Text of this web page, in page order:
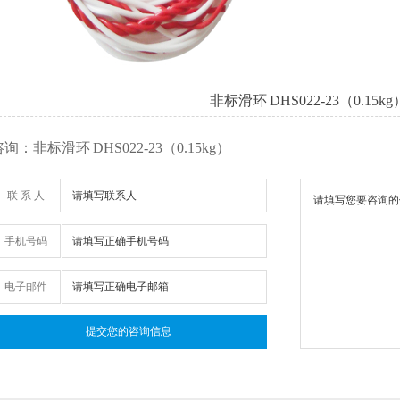
非标滑环 DHS022-23（0.15kg
询：非标滑环 DHS022-23（0.15kg）
联 系 人
手机号码
电子邮件